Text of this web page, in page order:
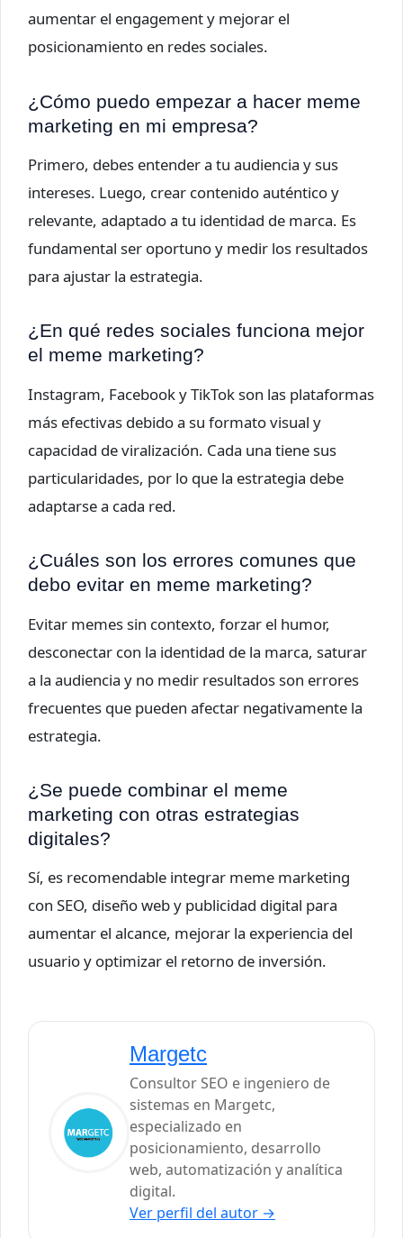
aumentar el engagement y mejorar el
posicionamiento en redes sociales.
¿Cómo puedo empezar a hacer meme
marketing en mi empresa?
Primero, debes entender a tu audiencia y sus
intereses. Luego, crear contenido auténtico y
relevante, adaptado a tu identidad de marca. Es
fundamental ser oportuno y medir los resultados
para ajustar la estrategia.
¿En qué redes sociales funciona mejor
el meme marketing?
Instagram, Facebook y TikTok son las plataformas
más efectivas debido a su formato visual y
capacidad de viralización. Cada una tiene sus
particularidades, por lo que la estrategia debe
adaptarse a cada red.
¿Cuáles son los errores comunes que
debo evitar en meme marketing?
Evitar memes sin contexto, forzar el humor,
desconectar con la identidad de la marca, saturar
a la audiencia y no medir resultados son errores
frecuentes que pueden afectar negativamente la
estrategia.
¿Se puede combinar el meme
marketing con otras estrategias
digitales?
Sí, es recomendable integrar meme marketing
con SEO, diseño web y publicidad digital para
aumentar el alcance, mejorar la experiencia del
usuario y optimizar el retorno de inversión.
Margetc
Consultor SEO e ingeniero de
sistemas en Margetc,
especializado en
posicionamiento, desarrollo
web, automatización y analítica
digital.
Ver perfil del autor →